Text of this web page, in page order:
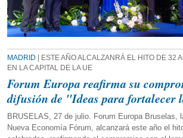
MADRID | ESTE AÑO ALCALZANRÁ EL HITO DE 32
EN LA CAPITAL DE LA UE
Forum Europa reafirma su
difusión de "Ideas para fortalecer
BRUSELAS, 27 de julio. Forum Europa Bruselas,
Nueva Economía Fórum, alcanzará este año el